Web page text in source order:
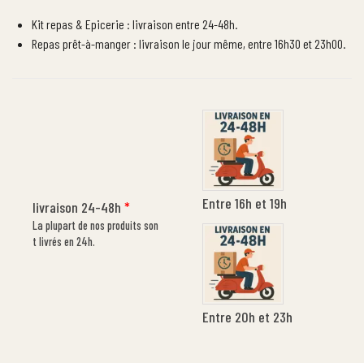
Kit repas & Epicerie : livraison entre 24-48h.
Repas prêt-à-manger : livraison le jour même, entre 16h30 et 23h00.
livraison 24-48h*
La plupart de nos produits son
t livrés en 24h.
Entre 16h et 19h
Entre 20h et 23h